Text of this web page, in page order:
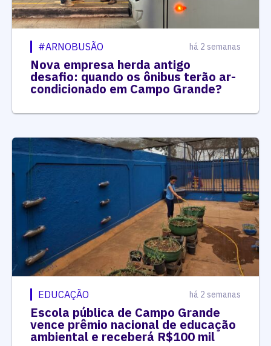
#ARNOBUSÃO há 2 semanas
Nova empresa herda antigo
desafio: quando os ônibus terão ar-
condicionado em Campo Grande?
EDUCAÇÃO há 2 semanas
Escola pública de Campo Grande
vence prêmio nacional de educação
ambiental e receberá R$100 mil